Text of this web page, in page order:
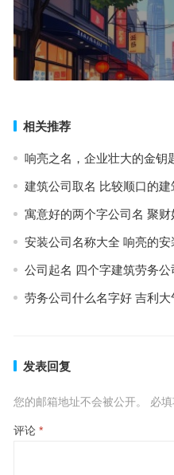
相关推荐
响亮之名，企业壮大的金钥
建筑公司取名 比较顺口的
寓意好的两个字公司名 聚
安装公司名称大全 响亮的
公司起名 四个字建筑劳务公
劳务公司什么名字好 吉利
发表回复
您的邮箱地址不会被公开。 必
评论 *